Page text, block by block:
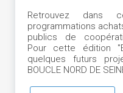
Retrouvez dans
programmations
publics de
Pour cette édition
quelques futurs
BOUCLE NORD DE